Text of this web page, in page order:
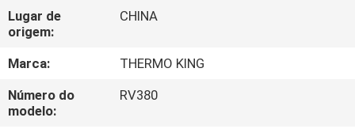
VISITA
À
FÁBRICA
Lugar de
origem:
CHINA
Marca:
THERMO KING
Número do
modelo:
RV380